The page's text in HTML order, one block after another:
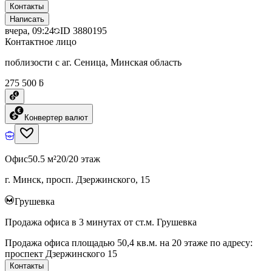
Контакты
Написать
вчера, 09:24 ID 3880195
Контактное лицо
поблизости с аг. Сеница, Минская область
275 500 ƃ
Конвертер валют
Офис50.5 м²20/20 этаж
г. Минск, просп. Дзержинского, 15
Грушевка
Продажа офиса в 3 минутах от ст.м. Грушевка
Продажа офиса площадью 50,4 кв.м. на 20 этаже по адресу:
проспект Дзержинского 15
Контакты